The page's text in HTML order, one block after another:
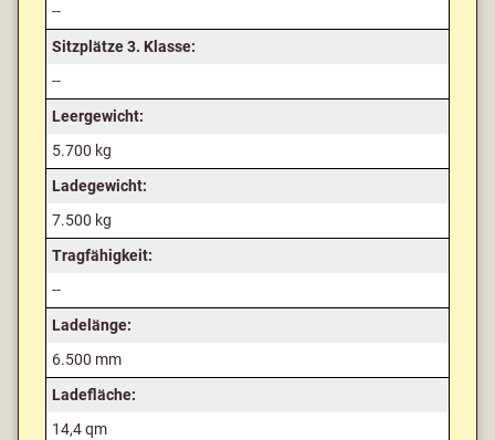
--
Sitzplätze 3. Klasse:
--
Leergewicht:
5.700 kg
Ladegewicht:
7.500 kg
Tragfähigkeit:
--
Ladelänge:
6.500 mm
Ladefläche:
14,4 qm